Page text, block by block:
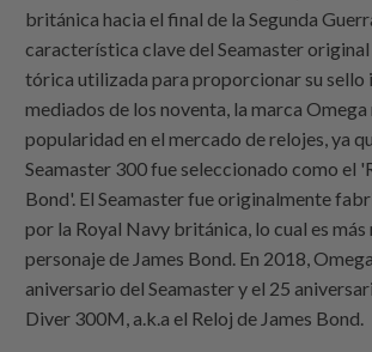
británica hacia el final de la Segunda
característica clave del Seamaster original
tórica utilizada para proporcionar su sello
mediados de los noventa, la marca Omega
popularidad en el mercado de relojes, ya
Seamaster 300 fue seleccionado como el
Bond'. El Seamaster fue originalmente
por la Royal Navy británica, lo cual es más
personaje de James Bond. En 2018,
aniversario del Seamaster y el 25
Diver 300M, a.k.a el Reloj de James Bond.